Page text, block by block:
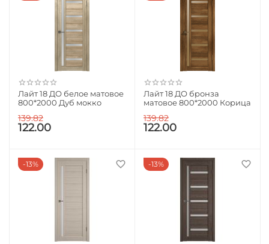
Лайт 18 ДО белое матовое
800*2000 Дуб мокко
139.82
122.00
Лайт 18 ДО бронза
матовое 800*2000 Корица
139.82
122.00
13% 13%